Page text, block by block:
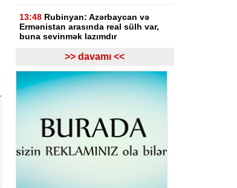
13:48 Rubinyan: Azərbaycan və
Ermənistan arasında real sülh var,
buna sevinmək lazımdır
Gürcüstan hakimiyyəti Rusiya
ilə müharibənin başlamasında
Saakaşvilini günahlandırıb
12:47
İlham Əliyevə zəng edib
12:27 Bazar günü Azərbaycanda 40
dərəcə isti olacaq
>> davamı <<